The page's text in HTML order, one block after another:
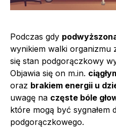
Podczas gdy
wynikiem walki organizmu
się stan podgorączkowy
Objawia się on m.in.
oraz brakiem energii u
uwagę na częste bóle
które mogą być sygnałem
podgorączkowego.